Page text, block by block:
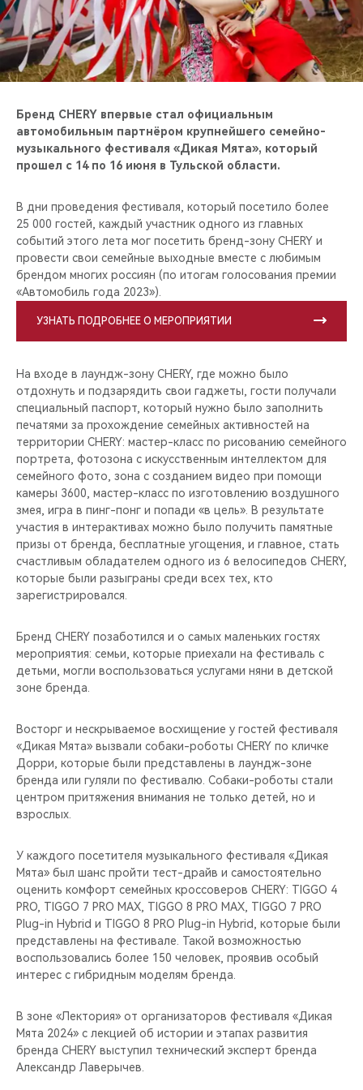
CHERY И СПОРТ
НАШИ МЕРОПРИЯТИЯ
ВИДЕООБЗОРЫ
CHERY ДЛЯ ДЕТЕЙ
Бренд CHERY впервые стал официальным
автомобильным партнёром крупнейшего семейно-
музыкального фестиваля «Дикая Мята», который
прошел с 14 по 16 июня в Тульской области.
В дни проведения фестиваля, который посетило более
25 000 гостей, каждый участник одного из главных
событий этого лета мог посетить бренд-зону CHERY и
провести свои семейные выходные вместе с любимым
брендом многих россиян (по итогам голосования премии
«Автомобиль года 2023»).
УЗНАТЬ ПОДРОБНЕЕ О МЕРОПРИЯТИИ
На входе в лаундж-зону CHERY, где можно было
отдохнуть и подзарядить свои гаджеты, гости получали
специальный паспорт, который нужно было заполнить
печатями за прохождение семейных активностей на
территории CHERY: мастер-класс по рисованию семейного
портрета, фотозона с искусственным интеллектом для
семейного фото, зона с созданием видео при помощи
камеры 3600, мастер-класс по изготовлению воздушного
змея, игра в пинг-понг и попади «в цель». В результате
участия в интерактивах можно было получить памятные
призы от бренда, бесплатные угощения, и главное, стать
счастливым обладателем одного из 6 велосипедов CHERY,
которые были разыграны среди всех тех, кто
зарегистрировался.
Бренд CHERY позаботился и о самых маленьких гостях
мероприятия: семьи, которые приехали на фестиваль с
детьми, могли воспользоваться услугами няни в детской
зоне бренда.
Восторг и нескрываемое восхищение у гостей фестиваля
«Дикая Мята» вызвали собаки-роботы CHERY по кличке
Дорри, которые были представлены в лаундж-зоне
бренда или гуляли по фестивалю. Собаки-роботы стали
центром притяжения внимания не только детей, но и
взрослых.
У каждого посетителя музыкального фестиваля «Дикая
Мята» был шанс пройти тест-драйв и самостоятельно
оценить комфорт семейных кроссоверов CHERY: TIGGO 4
PRO, TIGGO 7 PRO MAX, TIGGO 8 PRO MAX, TIGGO 7 PRO
Plug-in Hybrid и TIGGO 8 PRO Plug-in Hybrid, которые были
представлены на фестивале. Такой возможностью
воспользовались более 150 человек, проявив особый
интерес с гибридным моделям бренда.
В зоне «Лектория» от организаторов фестиваля «Дикая
Мята 2024» с лекцией об истории и этапах развития
бренда CHERY выступил технический эксперт бренда
Александр Лаверычев.